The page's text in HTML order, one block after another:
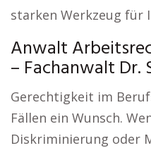
starken Werkzeug für
Anwalt
– Fachanwalt Dr.
Gerechtigkeit im
Fällen ein Wunsch.
Diskriminierung oder